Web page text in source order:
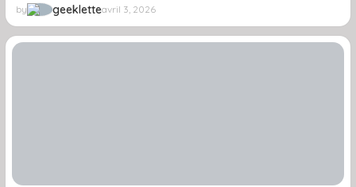
by geekletteavril 3, 2026